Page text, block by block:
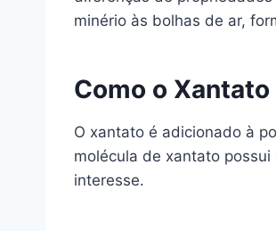
minério às bolhas de ar,
Como o
O xantato é adicionado à
molécula de xantato
interesse.